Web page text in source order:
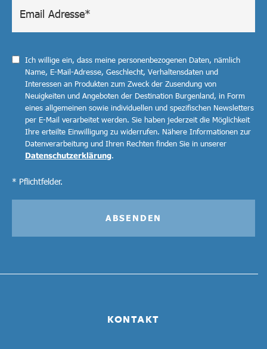
KONTAKT
Ich willige ein, dass meine personenbezogenen Daten, nämlich
Name, E-Mail-Adresse, Geschlecht, Verhaltensdaten und
Interessen an Produkten zum Zweck der Zusendung von
Neuigkeiten und Angeboten der Destination Burgenland, in Form
eines allgemeinen sowie individuellen und spezifischen Newsletters
per E-Mail verarbeitet werden. Sie haben jederzeit die Möglichkeit
Ihre erteilte Einwilligung zu widerrufen. Nähere Informationen zur
Datenverarbeitung und Ihren Rechten finden Sie in unserer
Datenschutzerklärung.
* Pflichtfelder.
ABSENDEN